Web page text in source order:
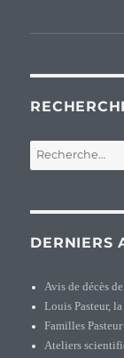
Recherche
pour :
DERNIERS
Avis de décès
Louis Pasteur,
Familles
Ateliers